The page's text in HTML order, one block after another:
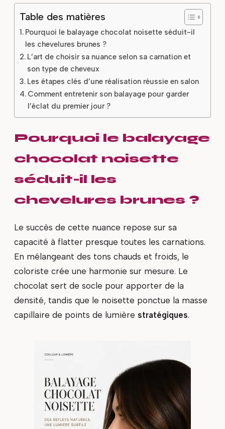
Table des matières
Pourquoi le balayage chocolat noisette séduit-il
les chevelures brunes ?
L’art de choisir sa nuance selon sa carnation et
son type de cheveux
Les étapes clés d’une réalisation réussie en salon
Comment entretenir son balayage pour garder
l’éclat du premier jour ?
Pourquoi le balayage
chocolat noisette
séduit-il les
chevelures brunes ?
Le succès de cette nuance repose sur sa
capacité à flatter presque toutes les carnations.
En mélangeant des tons chauds et froids, le
coloriste crée une harmonie sur mesure. Le
chocolat sert de socle pour apporter de la
densité, tandis que le noisette ponctue la masse
capillaire de points de lumière stratégiques.